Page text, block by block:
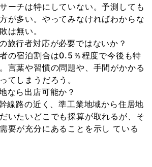
ーチは特にしていない。予測しても
が多い。やってみなければわからな
は無い。
旅行者対応が必要ではないか？
の宿泊割合は0.5％程度で今後も特
言葉や習慣の問題や、手間がかかる
てしまうだろう。
なら出店可能か？
線路の近く、準工業地域から住居地
いたいどこでも採算が取れるが、そ
要が充分にあることを示し ている